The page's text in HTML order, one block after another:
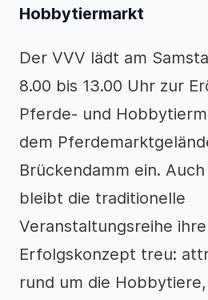
Hobbytiermarkt
Der VVV lädt am
8.00 bis 13.00 Uhr zur
Pferde- und
dem
Brückendamm ein.
bleibt die traditionelle
Veranstaltungsreihe
Erfolgskonzept treu:
rund um die